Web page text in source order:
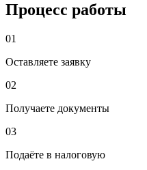
Процесс работы
01
Оставляете заявку
02
Получаете документы
03
Подаёте в налоговую